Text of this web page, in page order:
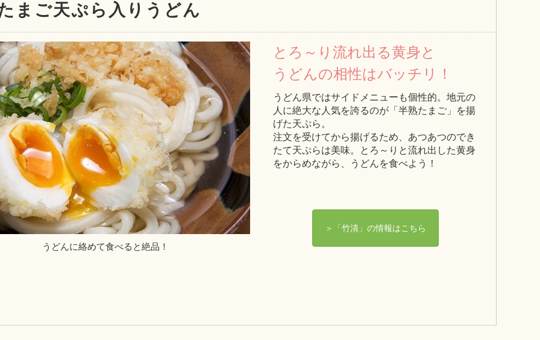
まご天ぷら入りうどん
とろ～り流れ出る黄身と
うどんの相性はバッチリ！
うどん県ではサイドメニューも個性的。地元の
人に絶大な人気を誇るのが「半熟たまご」を揚
げた天ぷら。
注文を受けてから揚げるため、あつあつのでき
たて天ぷらは美味。とろ～りと流れ出した黄身
をからめながら、うどんを食べよう！
＞「竹清」の情報はこちら
うどんに絡めて食べると絶品！